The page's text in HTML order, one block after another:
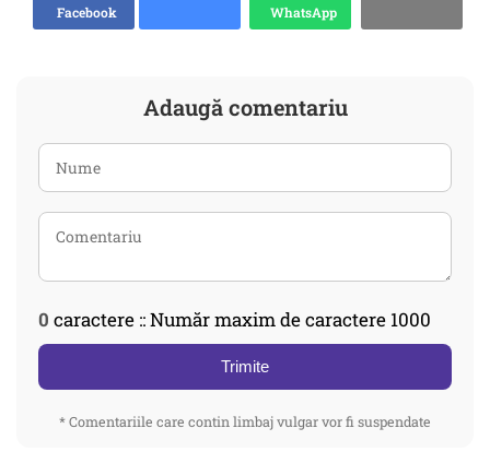
Facebook
WhatsApp
Adaugă comentariu
0 caractere :: Număr maxim de caractere 1000
Trimite
* Comentariile care contin limbaj vulgar vor fi suspendate